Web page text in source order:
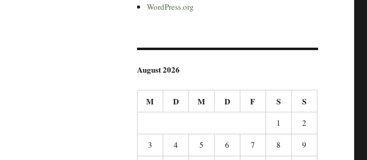
WordPress.org
August 2026
M D M D F S S
1
2
3
4 5 6 7 8
9